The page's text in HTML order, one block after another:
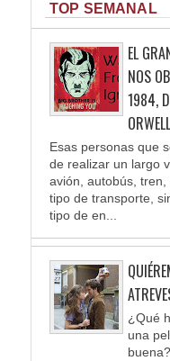
TOP SEMANAL
EL
NOS
1984,
ORWELL
Esas personas que
de realizar un largo
avión, autobús, tren,
tipo de transporte,
tipo de en...
¿Qué
una